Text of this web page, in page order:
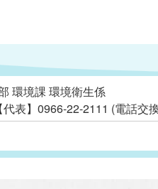
環境課 環境衛生係
【代表】0966-22-2111 (電話